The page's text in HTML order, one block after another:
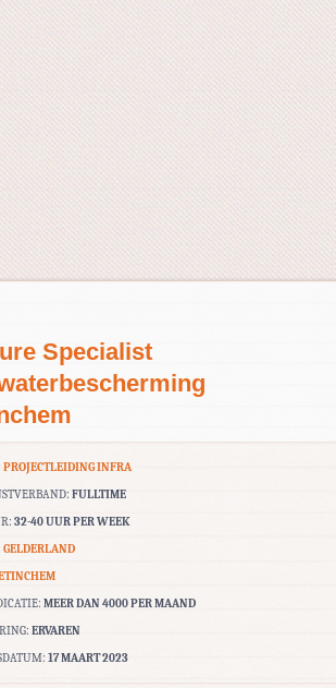
Specialist
PROJECTLEIDING INFRA
FULLTIME
32-40 UUR PER WEEK
GELDERLAND
MEER DAN 4000 PER MAAND
ERVAREN
17 MAART 2023